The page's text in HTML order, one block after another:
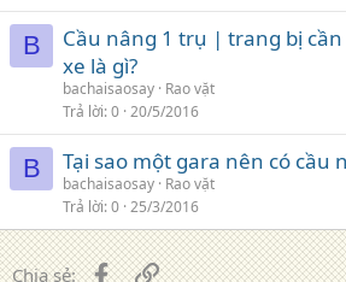
B
Cầu nâng 1 trụ | trang bị
xe là gì?
bachaisaosay Rao vặt
Trả lời 0 20/5/2016
B Tại sao một gara nên có cầu
bachaisaosay Rao vặt
Trả lời 0 25/3/2016
Chia sẻ: FacebookLiên kết